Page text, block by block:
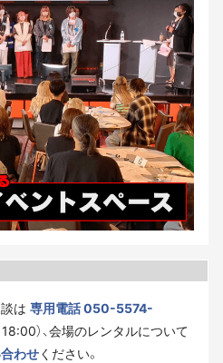
は 専用電話 050-5574-
）、会場のレンタルについて
わせください。